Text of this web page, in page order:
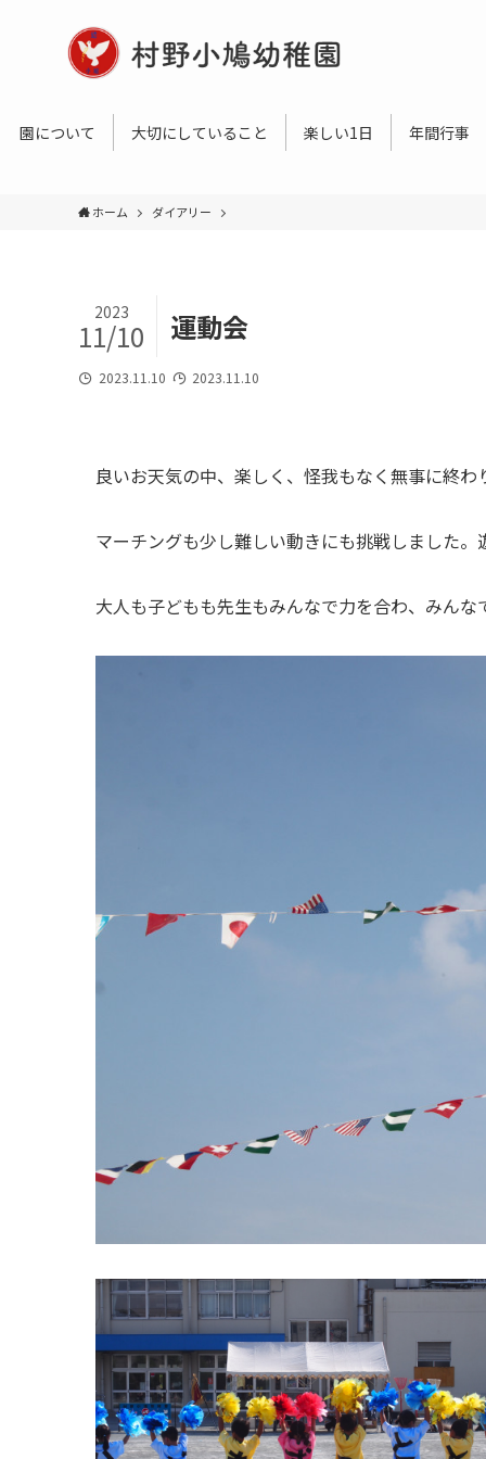
園について 大切にしていること 楽しい1日 年間行事
ホーム ダイアリー
運動会
2023
11/10
2023.11.10 2023.11.10
良いお天気の中、楽しく、怪我もなく無事に終
マーチングも少し難しい動きにも挑戦しました
大人も子どもも先生もみんなで力を合わ、みん